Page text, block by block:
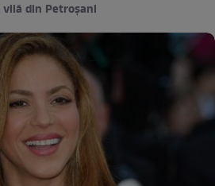
vilă din Petroșani